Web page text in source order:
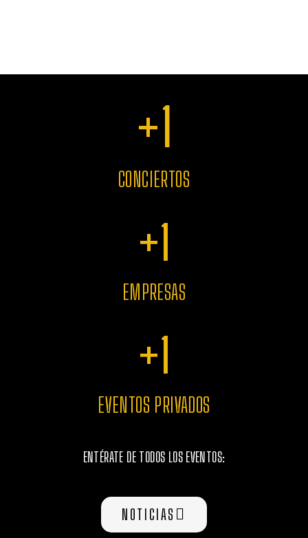
CONCIERTOS
+1
EMPRESAS
+1
EVENTOS PRIVADOS
+1
ENTÉRATE DE TODOS LOS EVENTOS:
NOTICIAS